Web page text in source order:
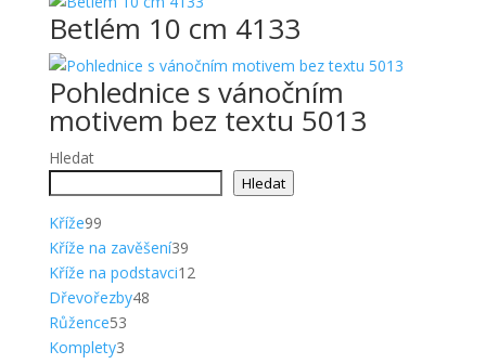
Betlém 10 cm 4133
Pohlednice s vánočním
motivem bez textu 5013
Hledat
Hledat
Kříže9999
produktů
Kříže na zavěšení3939
produktů
Kříže na podstavci1212
Dřevořezby4848
Růžence5353
Komplety33